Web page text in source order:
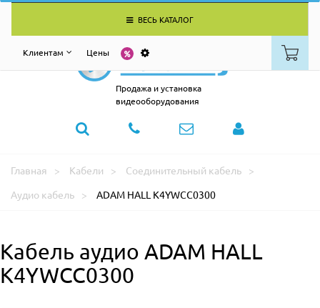
ВЕСЬ КАТАЛОГ
Клиентам Цены
Продажа и установка
видеооборудования
Главная Кабели
Соединительный кабель
Аудио кабель
ADAM HALL K4YWCC0300
Кабель аудио ADAM HALL
K4YWCC0300